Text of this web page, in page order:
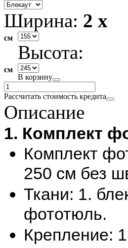
Ширина: 2 x
см
Высота:
см
В корзину
Рассчитать стоимость кредита
Описание
1. Комплект
Комплект
250 см без
Ткани: 1.
фототюль.
Крепление: